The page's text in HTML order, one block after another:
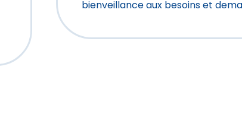
bienveillance aux besoins et